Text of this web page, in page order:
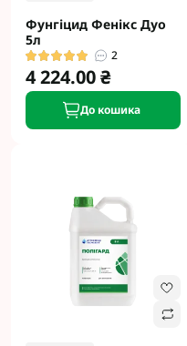
Фунгіцид Фенікс Дуо
5л
2
4 224.00 ₴
До кошика